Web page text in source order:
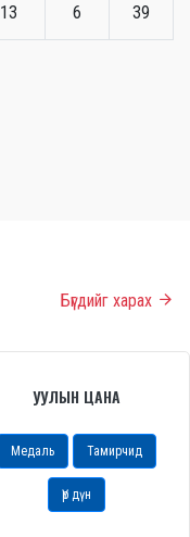
13 6 39
Бүгдийг харах
УУЛЫН ЦАНА
Медаль Тамирчид
Үр дүн